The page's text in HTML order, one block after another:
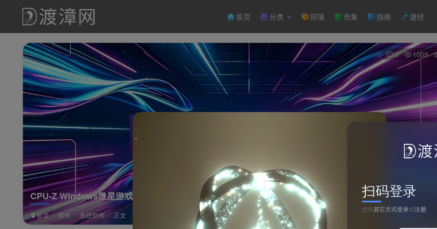
首页 分类 部落 市集 指南 捷径
CPU-Z Windows微星游戏定制版
首页 软件 系统软件 正文
0 1009
扫码登录
使用其它方式登录或注册